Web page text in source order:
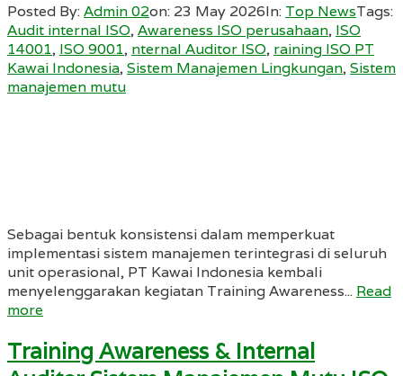
Posted By:Admin 02on: 23 May 2026In: Top NewsTags:
Audit internal ISO,Awareness ISO perusahaan, ISO
14001, ISO 9001, nternal Auditor ISO, raining ISO PT
Kawai Indonesia,Sistem Manajemen Lingkungan,Sistem
manajemen mutu
Sebagai bentuk konsistensi dalam memperkuat
implementasi sistem manajemen terintegrasi di seluruh
unit operasional, PT Kawai Indonesia kembali
menyelenggarakan kegiatan Training Awareness... Read
more
Training Awareness & Internal